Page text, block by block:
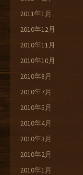
2011年1月
2010年12月
2010年11月
2010年10月
2010年8月
2010年7月
2010年5月
2010年4月
2010年3月
2010年2月
2010年1月